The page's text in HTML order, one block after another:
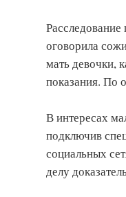
Расследование
оговорила
мать девочки,
показания. По
В интересах
подключив
социальных
делу